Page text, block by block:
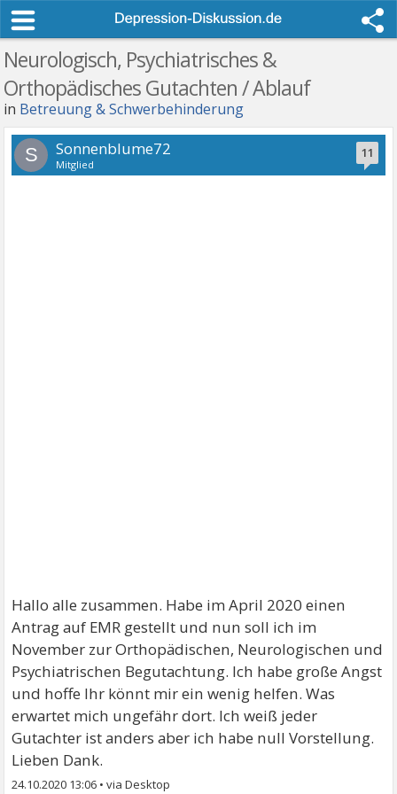
Neurologisch, Psychiatrisches &
Orthopädisches Gutachten / Ablauf
in Betreuung & Schwerbehinderung
11
S Sonnenblume72
Mitglied
Hallo alle zusammen. Habe im April 2020 einen
Antrag auf EMR gestellt und nun soll ich im
November zur Orthopädischen, Neurologischen und
Psychiatrischen Begutachtung. Ich habe große Angst
und hoffe Ihr könnt mir ein wenig helfen. Was
erwartet mich ungefähr dort. Ich weiß jeder
Gutachter ist anders aber ich habe null Vorstellung.
Lieben Dank.
24.10.2020 13:06 •